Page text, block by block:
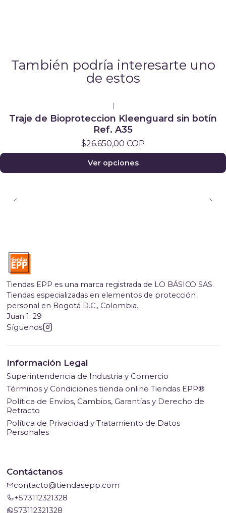
También podría interesarte uno
de estos
|
Traje de Bioproteccion Kleenguard sin botín
Ref. A35
$26.650,00 COP
Ver opciones
Tiendas EPP es una marca registrada de LO BÁSICO SAS.
Tiendas especializadas en elementos de protección
personal en Bogotá D.C., Colombia.
Juan 1: 29
Síguenos
Información Legal
Superintendencia de Industria y Comercio
Términos y Condiciones tienda online Tiendas EPP®
Política de Envíos, Cambios, Garantías y Derecho de
Retracto
Política de Privacidad y Tratamiento de Datos
Personales
Contáctanos
contacto@tiendasepp.com
+573112321328
573112321328